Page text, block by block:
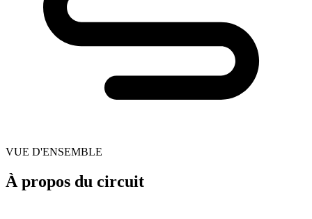
VUE D'ENSEMBLE
À propos du circuit